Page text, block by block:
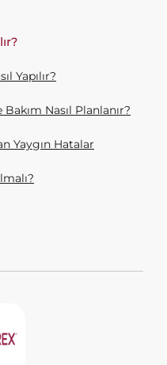
Yapılır?
Nasıl Planlanır?
Yaygın Hatalar